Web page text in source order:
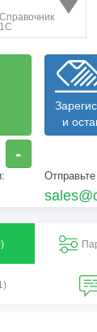
-
и
)